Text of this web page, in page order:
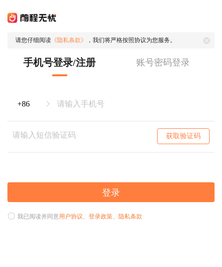
请您仔细阅读 《隐私条款》 ，我们将严格按照协议为您服务。
手机号登录/注册 账号密码登录
获取验证码
登录
我已阅读并同意用户协议、 登录政策、 隐私条款